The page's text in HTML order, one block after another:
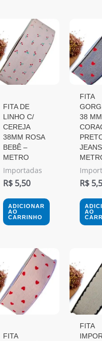
FITA DE
LINHO C/
CEREJA
38MM ROSA
BEBÊ –
METRO
Importadas
R$ 5,50
ADICIONAR
AO
CARRINHO
FITA
38
R$
AO
FITA
FITA